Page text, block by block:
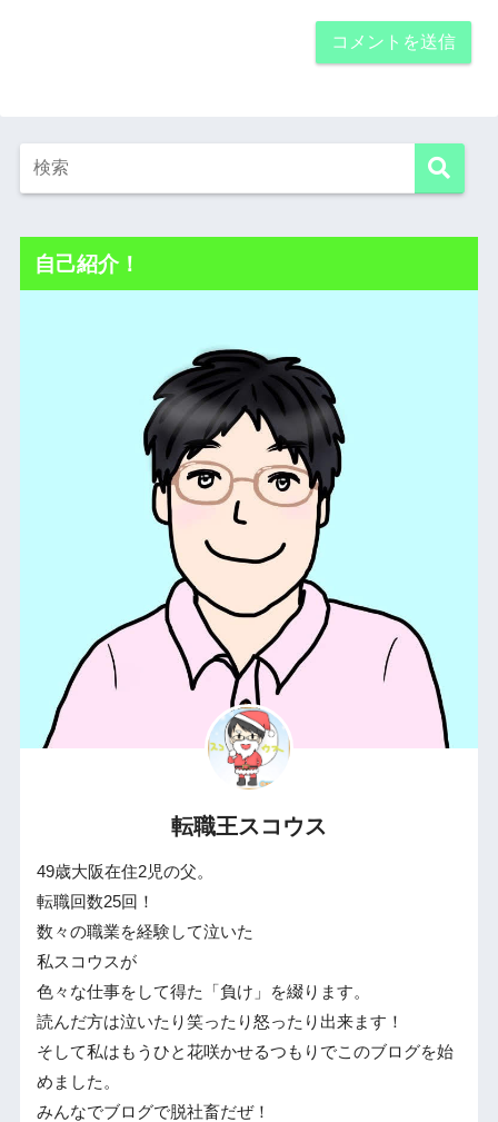
自己紹介！
転職王スコウス
49歳大阪在住2児の父。
転職回数25回！
数々の職業を経験して泣いた
私スコウスが
色々な仕事をして得た「負け」を綴ります。
読んだ方は泣いたり笑ったり怒ったり出来ます！
そして私はもうひと花咲かせるつもりでこのブログを始
めました。
みんなでブログで脱社畜だぜ！